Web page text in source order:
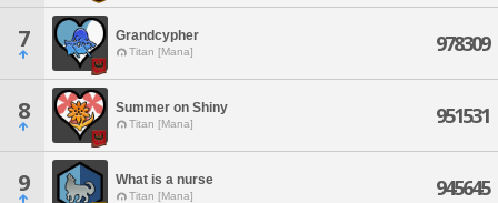
7 Grandcypher
Titan [Mana] 978309
8 Summer on Shiny
Titan [Mana] 951531
9 What is a nurse
Titan [Mana] 945645